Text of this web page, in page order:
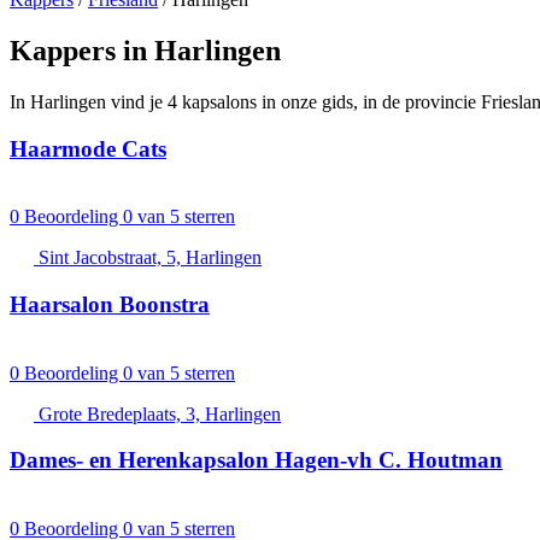
Kappers in Harlingen
In Harlingen vind je 4 kapsalons in onze gids, in de provincie
Haarmode Cats
0 Beoordeling 0 van 5 sterren
Sint Jacobstraat, 5, Harlingen
Haarsalon Boonstra
0 Beoordeling 0 van 5 sterren
Grote Bredeplaats, 3, Harlingen
Dames- en Herenkapsalon Hagen-vh C. Houtman
0 Beoordeling 0 van 5 sterren